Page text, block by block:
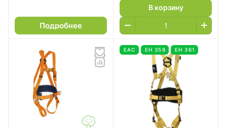
Подробнее
В корзину
EAC ЕН 358 ЕН 361